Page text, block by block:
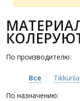
По производителю:
Все Tikkurila
По назначению: